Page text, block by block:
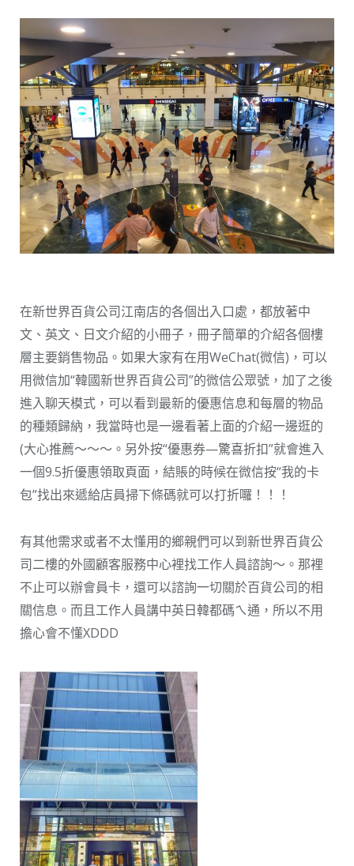
在新世界百貨公司江南店的各個出入口處，都放著中
文、英文、日文介紹的小冊子，冊子簡單的介紹各個樓
層主要銷售物品。如果大家有在用WeChat(微信)，可以
用微信加“韓國新世界百貨公司”的微信公眾號，加了之後
進入聊天模式，可以看到最新的優惠信息和每層的物品
的種類歸納，我當時也是一邊看著上面的介紹一邊逛的
(大心推薦～～～。另外按“優惠券—驚喜折扣”就會進入
一個9.5折優惠領取頁面，結賬的時候在微信按“我的卡
包”找出來遞給店員掃下條碼就可以打折囉！！！
有其他需求或者不太懂用的鄉親們可以到新世界百貨公
司二樓的外國顧客服務中心裡找工作人員諮詢～。那裡
不止可以辦會員卡，還可以諮詢一切關於百貨公司的相
關信息。而且工作人員講中英日韓都碼ㄟ通，所以不用
擔心會不懂XDDD